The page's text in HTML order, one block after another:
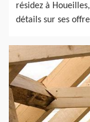
résidez à
détails sur ses